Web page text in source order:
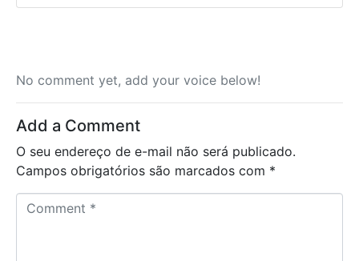
No comment yet, add your voice below!
Add a Comment
O seu endereço de e-mail não será publicado.
Campos obrigatórios são marcados com *